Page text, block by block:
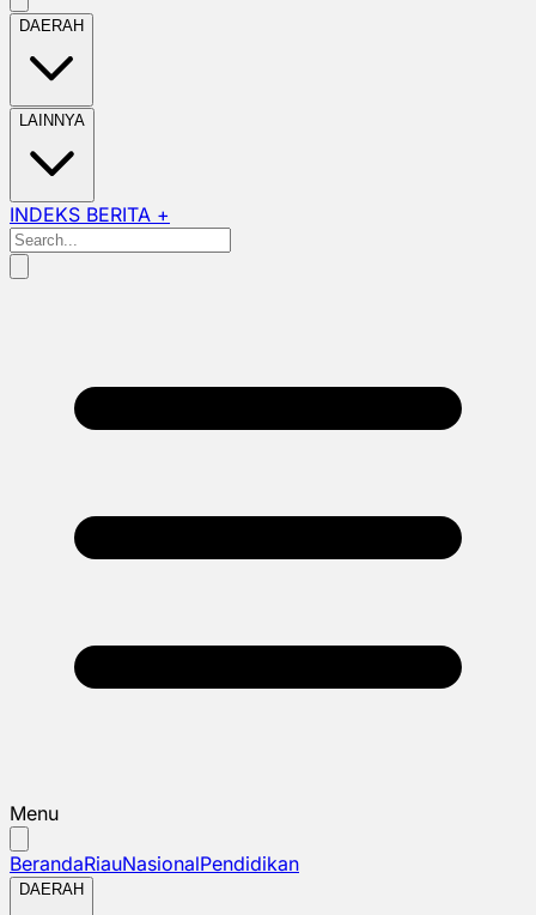
DAERAH
LAINNYA
INDEKS BERITA +
Menu
BerandaRiauNasionalPendidikan
DAERAH